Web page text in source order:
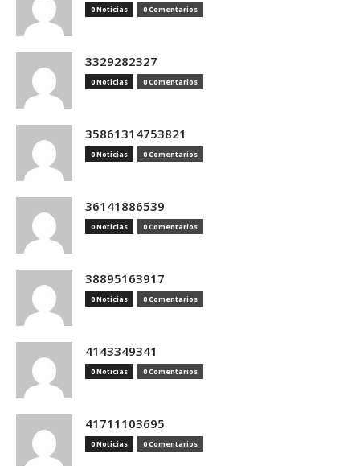
0 Noticias 0 Comentarios
3329282327
0 Noticias 0 Comentarios
35861314753821
0 Noticias 0 Comentarios
36141886539
0 Noticias 0 Comentarios
38895163917
0 Noticias 0 Comentarios
4143349341
0 Noticias 0 Comentarios
41711103695
0 Noticias 0 Comentarios